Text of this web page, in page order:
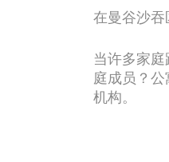
在曼谷沙吞
当许多家
庭成员？
机构。